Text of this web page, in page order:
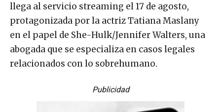
llega al servicio streaming el 17 de agosto,
protagonizada por la actriz Tatiana Maslany
en el papel de She-Hulk/Jennifer Walters, una
abogada que se especializa en casos legales
relacionados con lo sobrehumano.
Publicidad